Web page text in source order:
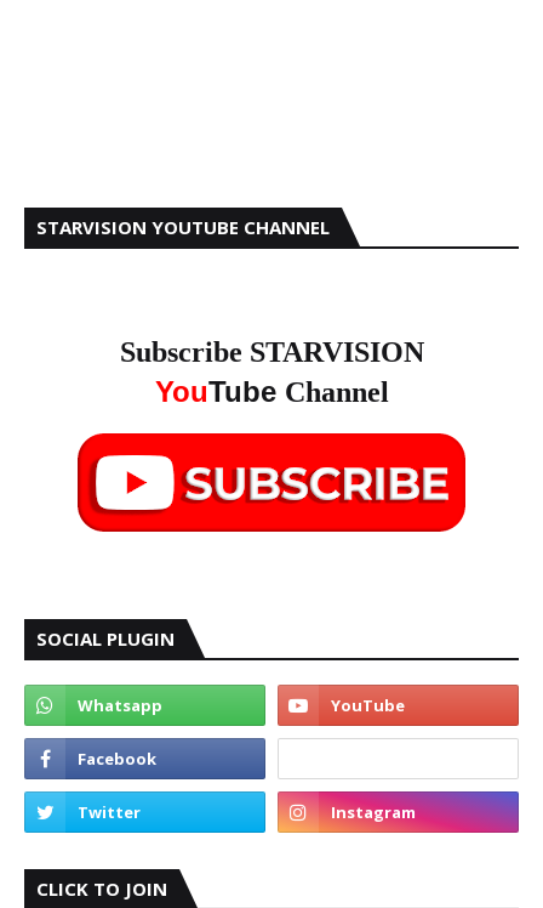
STARVISION YOUTUBE CHANNEL
Subscribe STARVISION
YouTube Channel
SOCIAL PLUGIN
CLICK TO JOIN